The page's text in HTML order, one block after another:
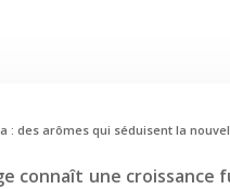
: des arômes qui séduisent la
connaît une